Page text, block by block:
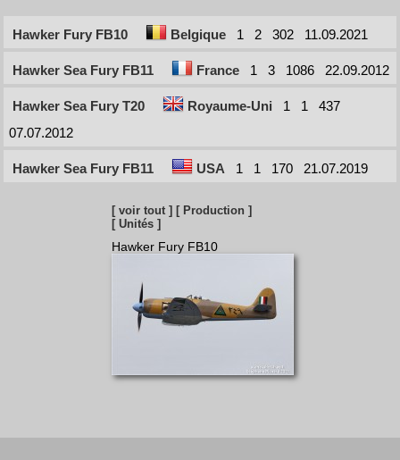
Hawker Fury FB10 Belgique 1 2 302 11.09.2021
Hawker Sea Fury FB11 France 1 3 1086 22.09.2012
Hawker Sea Fury T20 Royaume-Uni 1 1
437
07.07.2012
Hawker Sea Fury FB11 USA 1 1 170 21.07.2019
[ voir tout ] [ Production ]
[ Unités ]
Hawker Fury FB10